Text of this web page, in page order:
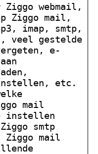
webmail,
Ziggo mail,
imap, smtp,
gestelde
e-
etc.
mail
instellen
smtp
Ziggo mail